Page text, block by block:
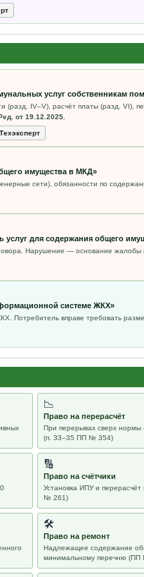
услуг собственникам
(разд. IV–V), расчёт платы (разд. VI),
от 19.12.2025.
Техэксперт
имущества в МКД»
сети), обязанности по
для содержания общего
Нарушение — основание жалобы
системе ЖКХ»
Потребитель вправе требовать
📉
Право на перерасчёт
При перерывах сверх
(п. 33–35 ПП № 354)
🔢
Право на счётчики
Установка ИПУ и
№ 261)
🛠
Право на ремонт
Надлежащее содержание
минимальному перечню